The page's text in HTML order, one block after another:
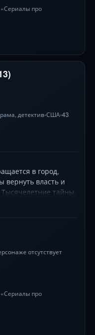
«Сериалы про
, детектив•США•43
в город,
вернуть власть и
тайны,
союз,
эффектами,
зрителей.
отсутствует
«Сериалы про